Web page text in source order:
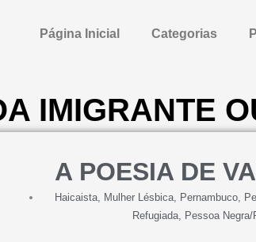
Página Inicial Categorias
IMIGRANTE
A POESIA DE
Haicaista, Mulher Lésbica, Pernambuco,
Refugiada, Pessoa Negra/